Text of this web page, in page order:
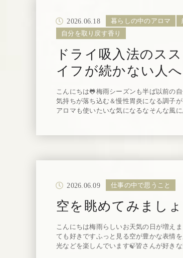
2026.06.18 暮らしの中のアロマ
自分を取り戻す香り
ドライ吸入法のス
イフが続かない人
こんにちは🐸梅雨シーズンも半ば以前の
気持ちが落ち込む＆慢性胃炎になる調子
アロマも使いたいな気になるなそんな風
2026.06.09 仕事の中で思うこと
空を眺めてみましょ
こんにちは梅雨らしいお天気の日が増え
ても好きですふっと見る空が豊かな表情
光などを楽しんでいます🍃皆さんが好きな